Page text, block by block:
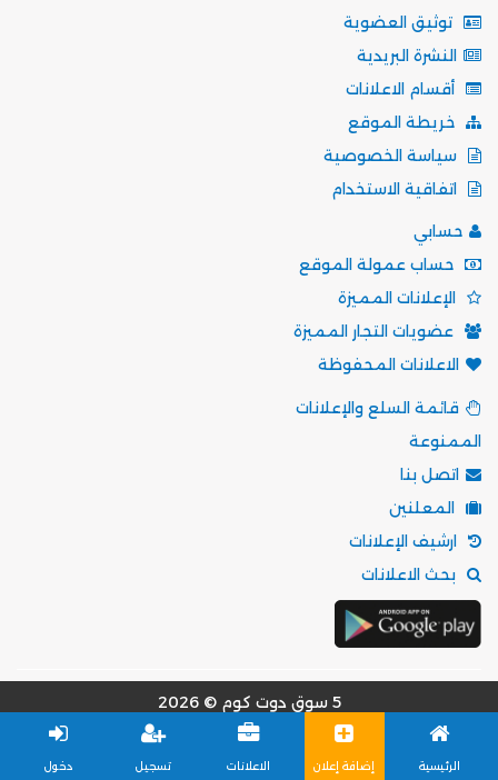
توثيق العضوية
النشرة البريدية
أقسام الاعلانات
خريطة الموقع
سياسة الخصوصية
اتفاقية الاستخدام
حسابي
حساب عمولة الموقع
الإعلانات المميزة
عضويات التجار المميزة
الاعلانات المحفوظة
قائمة السلع والإعلانات
الممنوعة
اتصل بنا
المعلنين
ارشيف الإعلانات
بحث الاعلانات
5 سوق دوت كوم © 2026
مؤسسة موقع 5 سوق للتسويق الالكتروني
دخول تسجيل الاعلانات إضافة إعلان الرئيسية